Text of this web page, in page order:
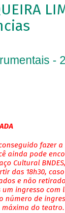
-
fazer
ainda pode
Cultural
das 18h30,
e não
um ingresso com
número de
do teatro.